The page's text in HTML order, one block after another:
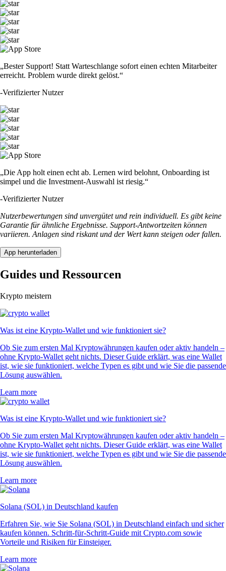
„Bester Support! Statt Warteschlange sofort einen echten Mitarbeiter
erreicht. Problem wurde direkt gelöst.“
-Verifizierter Nutzer
„Die App holt einen echt ab. Lernen wird belohnt, Onboarding ist
simpel und die Investment-Auswahl ist riesig.“
-Verifizierter Nutzer
Nutzerbewertungen sind unvergütet und rein individuell. Es gibt keine
Garantie für ähnliche Ergebnisse. Support-Antwortzeiten können
variieren. Anlagen sind riskant und der Wert kann steigen oder fallen.
App herunterladen
Guides und Ressourcen
Krypto meistern
Was ist eine Krypto-Wallet und wie funktioniert sie?
Ob Sie zum ersten Mal Kryptowährungen kaufen oder aktiv handeln –
ohne Krypto-Wallet geht nichts. Dieser Guide erklärt, was eine Wallet
ist, wie sie funktioniert, welche Typen es gibt und wie Sie die passende
Lösung auswählen.
Learn more
Was ist eine Krypto-Wallet und wie funktioniert sie?
Ob Sie zum ersten Mal Kryptowährungen kaufen oder aktiv handeln –
ohne Krypto-Wallet geht nichts. Dieser Guide erklärt, was eine Wallet
ist, wie sie funktioniert, welche Typen es gibt und wie Sie die passende
Lösung auswählen.
Learn more
Solana (SOL) in Deutschland kaufen
Erfahren Sie, wie Sie Solana (SOL) in Deutschland einfach und sicher
kaufen können. Schritt-für-Schritt-Guide mit Crypto.com sowie
Vorteile und Risiken für Einsteiger.
Learn more